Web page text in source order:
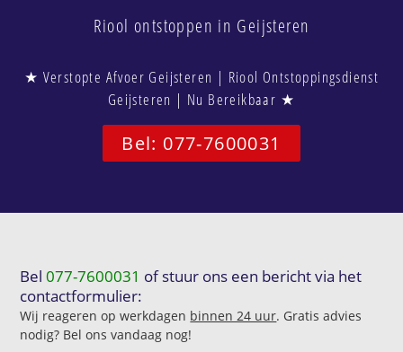
Riool ontstoppen in Geijsteren
★ Verstopte Afvoer Geijsteren | Riool Ontstoppingsdienst
Geijsteren | Nu Bereikbaar ★
Bel: 077-7600031
Bel077-7600031 of stuur ons een bericht via het
contactformulier:
Wij reageren op werkdagen binnen 24 uur. Gratis advies
nodig? Bel ons vandaag nog!